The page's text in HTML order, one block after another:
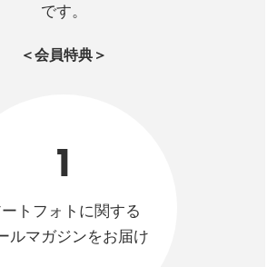
です。
＜会員特典＞
1
トフォトに関する
ルマガジンをお届け